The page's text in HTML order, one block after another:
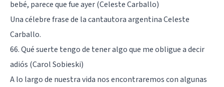
bebé, parece que fue ayer (Celeste Carballo)
Una célebre frase de la cantautora argentina Celeste
Carballo.
66. Qué suerte tengo de tener algo que me obligue a decir
adiós (Carol Sobieski)
A lo largo de nuestra vida nos encontraremos con algunas